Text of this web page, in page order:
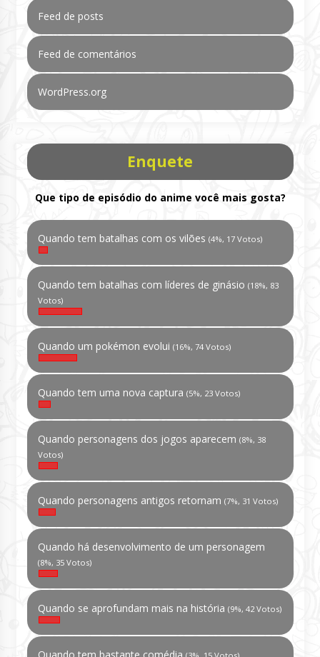
Feed de posts
Feed de comentários
WordPress.org
Enquete
Que tipo de episódio do anime você mais gosta?
Quando tem batalhas com os vilões (4%, 17 Votos)
Quando tem batalhas com líderes de ginásio (18%, 83
Votos)
Quando um pokémon evolui (16%, 74 Votos)
Quando tem uma nova captura (5%, 23 Votos)
Quando personagens dos jogos aparecem (8%, 38
Votos)
Quando personagens antigos retornam (7%, 31 Votos)
Quando há desenvolvimento de um personagem
(8%, 35 Votos)
Quando se aprofundam mais na história (9%, 42 Votos)